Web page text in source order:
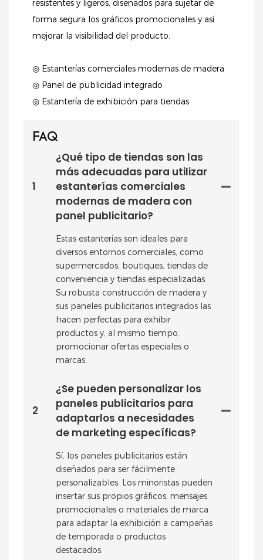
resistentes y ligeros, diseñados para sujetar de
forma segura los gráficos promocionales y así
mejorar la visibilidad del producto.
◎ Estanterías comerciales modernas de madera
◎ Panel de publicidad integrado
◎ Estantería de exhibición para tiendas
FAQ
1
¿Qué tipo de tiendas son las
más adecuadas para utilizar
estanterías comerciales
modernas de madera con
panel publicitario?
Estas estanterías son ideales para
diversos entornos comerciales, como
supermercados, boutiques, tiendas de
conveniencia y tiendas especializadas.
Su robusta construcción de madera y
sus paneles publicitarios integrados las
hacen perfectas para exhibir
productos y, al mismo tiempo,
promocionar ofertas especiales o
marcas.
2
¿Se pueden personalizar los
paneles publicitarios para
adaptarlos a necesidades
de marketing específicas?
Sí, los paneles publicitarios están
diseñados para ser fácilmente
personalizables. Los minoristas pueden
insertar sus propios gráficos, mensajes
promocionales o materiales de marca
para adaptar la exhibición a campañas
de temporada o productos
destacados.